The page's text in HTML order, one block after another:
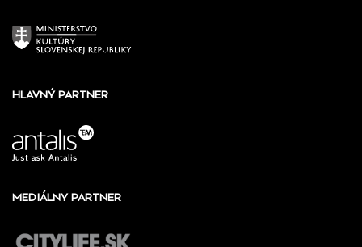
HLAVNÝ PARTNER
MEDIÁLNY PARTNER